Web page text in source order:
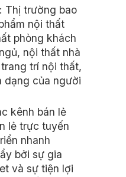
Thị trường bao
nội thất
phòng khách
nội thất nhà
trí nội thất,
dạng của người
kênh bán lẻ
lẻ trực tuyến
nhanh
bởi sự gia
và sự tiện lợi